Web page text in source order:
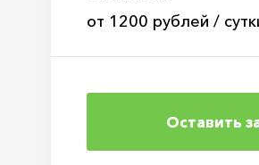
от 1200 рублей /
Оставить